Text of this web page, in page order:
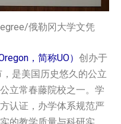
俄勒冈大学文凭
，简称UO） 创办于
是美国历史悠久的公立
立常春藤院校之一。学
认证，办学体系规范严